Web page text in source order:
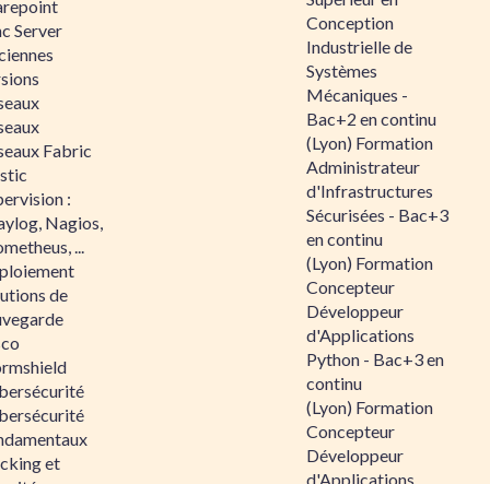
Server
Fabric
:
Nagios,
...
de
et
Conception
Industrielle de
Systèmes
Mécaniques -
Bac+2 en continu
(Lyon) Formation
Administrateur
d'Infrastructures
Sécurisées - Bac+3
en continu
(Lyon) Formation
Concepteur
Développeur
d'Applications
Python - Bac+3 en
continu
(Lyon) Formation
Concepteur
Développeur
d'Applications